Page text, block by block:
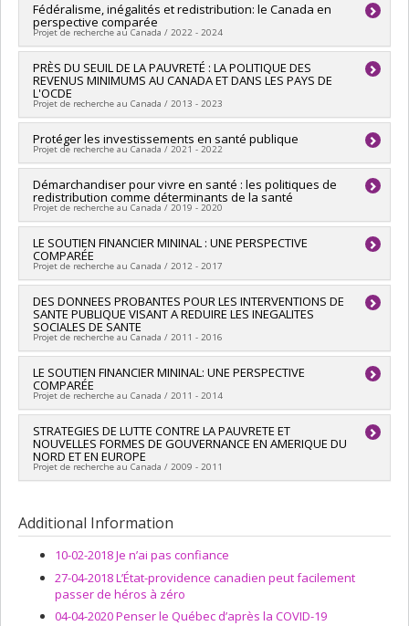
Lead researcher :Alain Noël
Funding sources:CRSH/Conseil de recherches en sciences
humaines du Canada
Grant programs:
PVXXXXXX-Subvention Savoir
Fédéralisme, inégalités et redistribution: le Canada en
perspective comparée
Projet de recherche au Canada / 2022 - 2024
Lead researcher : Olivier Jacques
Co-researchers : Alain Noël
Funding sources: CRSH/Conseil de recherches en sciences
humaines du Canada
Grant programs:PV152160-Subvention Connexion
PRÈS DU SEUIL DE LA PAUVRETÉ : LA POLITIQUE DES
REVENUS MINIMUMS AU CANADA ET DANS LES PAYS DE
L'OCDE
Projet de recherche au Canada / 2013 - 2023
Lead researcher :Alain Noël
Funding sources: CRSH/Conseil de recherches en sciences
humaines du Canada
Grant programs:PVXXXXXX-Subvention Savoir
Protéger les investissements en santé publique
Projet de recherche au Canada / 2021 - 2022
Co-researchers : Alain Noël,Olivier Jacques
Funding sources:MSSS/Ministère de la Santé et des Services
sociaux
Démarchandiser pour vivre en santé : les politiques de
redistribution comme déterminants de la santé
Projet de recherche au Canada / 2019 - 2020
Co-researchers :Alain Noël,Olivier Jacques
Funding sources:
MSSS/Ministère de la Santé et des Services
sociaux
LE SOUTIEN FINANCIER MININAL : UNE PERSPECTIVE
COMPARÉE
Projet de recherche au Canada / 2012 - 2017
Lead researcher :Alain Noël
Funding sources: FRQSC/Fonds de recherche du Québec -
Société et culture (FQRSC)
Grant programs:PVXXXXXX-(AC) Action concertée :
Programme de recherche sur la pauvreté et l'exclusion
sociale
DES DONNEES PROBANTES POUR LES INTERVENTIONS DE
SANTE PUBLIQUE VISANT A REDUIRE LES INEGALITES
SOCIALES DE SANTE
Projet de recherche au Canada / 2011 - 2016
Lead researcher : Louise Potvin
Co-researchers :
Alain Noël , Deena White
Richard
Patrick Morency,Geetanjali Datta,Sherri Lynn Bisset ,
Michèle Stanton-Jean
Gilles Sénécal
Bouchard,Ruth Rose-Lizée
Grant programs:PVXXXXXX-(ROH) Subvention de
fonctionnement: subventions programmatiques pour santé et
l'équité en santé
LE SOUTIEN FINANCIER MININAL: UNE PERSPECTIVE
COMPARÉE
Projet de recherche au Canada / 2011 - 2014
STRATEGIES DE LUTTE CONTRE LA PAUVRETE ET
NOUVELLES FORMES DE GOUVERNANCE EN AMERIQUE DU
NORD ET EN EUROPE
Projet de recherche au Canada / 2009 - 2011
Additional Information
10-02-2018 Je n’ai pas confiance
27-04-2018 L’État-providence canadien peut facilement
passer de héros à zéro
04-04-2020 Penser le Québec d’après la COVID-19